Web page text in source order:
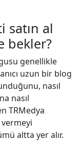
satın al
bekler?
genellikle
uzun bir blog
nasıl
nasıl
TRMedya
altta yer alır.